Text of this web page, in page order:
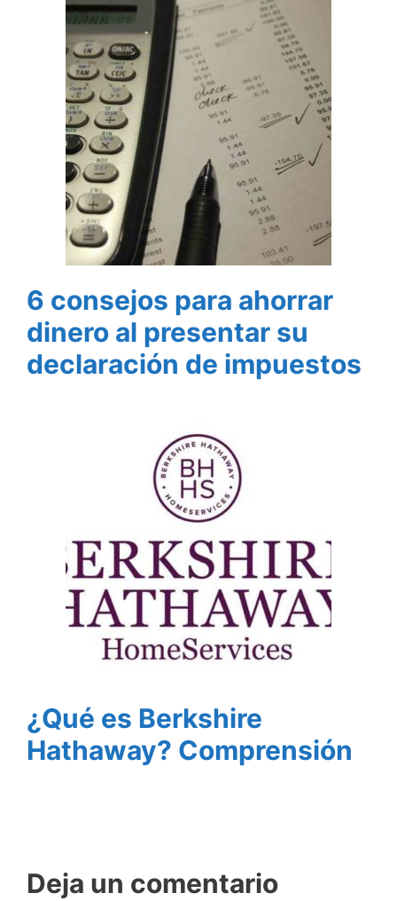
6 consejos para ahorrar
dinero al presentar su
declaración de impuestos
¿Qué es Berkshire
Hathaway? Comprensión
Deja un comentario